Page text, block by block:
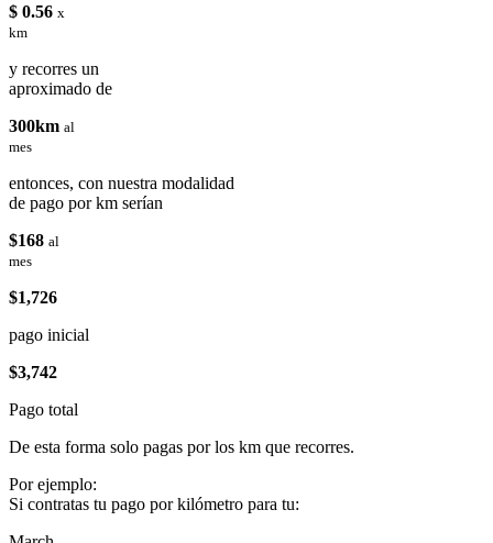
$ 0.56 x
km
y recorres un
aproximado de
300km al
mes
entonces, con nuestra modalidad
de pago por km serían
$168 al
mes
$1,726
pago inicial
$3,742
Pago total
De esta forma solo pagas por los km que recorres.
Por ejemplo:
Si contratas tu pago por kilómetro para tu: